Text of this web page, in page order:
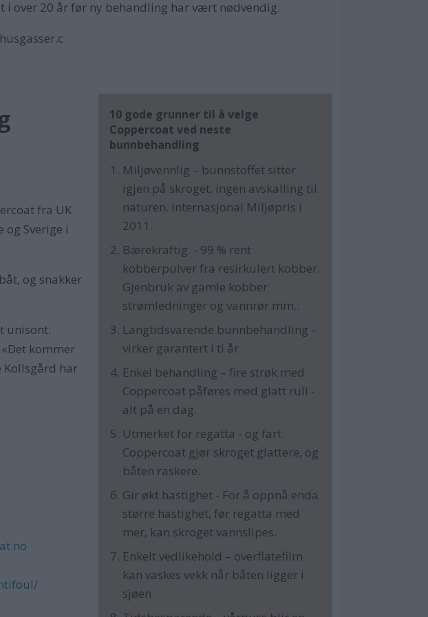
over 20 år før ny behandling har vært nødvendig.
10 gode grunner til å velge
Coppercoat ved neste
bunnbehandling
Miljøvennlig – bunnstoffet sitter
igjen på skroget, ingen avskalling til
naturen. Internasjonal Miljøpris i
2011.
Bærekraftig. - 99 % rent
kobberpulver fra resirkulert kobber.
Gjenbruk av gamle kobber
strømledninger og vannrør mm..
Langtidsvarende bunnbehandling –
virker garantert i ti år
Enkel behandling – fire strøk med
Coppercoat påføres med glatt rull -
alt på en dag.
Utmerket for regatta - og fart.
Coppercoat gjør skroget glattere, og
båten raskere.
Gir økt hastighet - For å oppnå enda
større hastighet, før regatta med
mer, kan skroget vannslipes.
Enkelt vedlikehold – overflatefilm
kan vaskes vekk når båten ligger i
sjøen
fra UK
Sverige i
og snakker
unisont:
kommer
har